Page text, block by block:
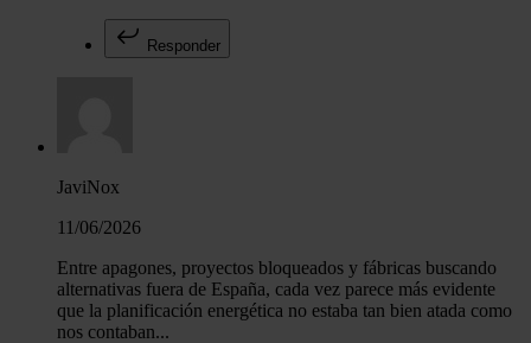
Responder
JaviNox
11/06/2026
Entre apagones, proyectos bloqueados y fábricas buscando
alternativas fuera de España, cada vez parece más evidente
que la planificación energética no estaba tan bien atada como
nos contaban...